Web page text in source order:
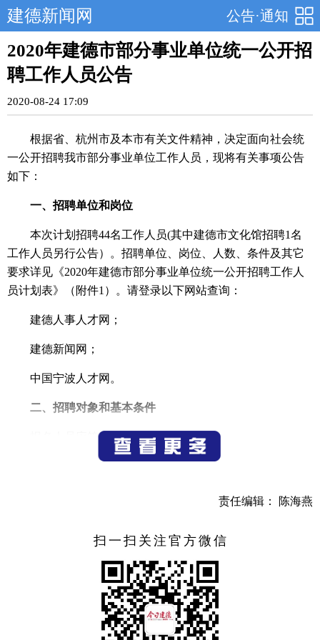
公告·通知
建德新闻网
2020年建德市部分事业单位统一公开招
聘工作人员公告
2020-08-24 17:09
根据省、杭州市及本市有关文件精神，决定面向社会统
一公开招聘我市部分事业单位工作人员，现将有关事项公告
如下：
一、招聘单位和岗位
本次计划招聘44名工作人员(其中建德市文化馆招聘1名
工作人员另行公告）。招聘单位、岗位、人数、条件及其它
要求详见《2020年建德市部分事业单位统一公开招聘工作人
员计划表》（附件1）。请登录以下网站查询：
建德人事人才网；
建德新闻网；
中国宁波人才网。
二、招聘对象和基本条件
报名人员应符合下列条件：
5.具有岗位所需的学历、资历、任职资格及技能要求；
6.具备岗位所需的其他条件；
责任编辑： 陈海燕
扫一扫关注官方微信